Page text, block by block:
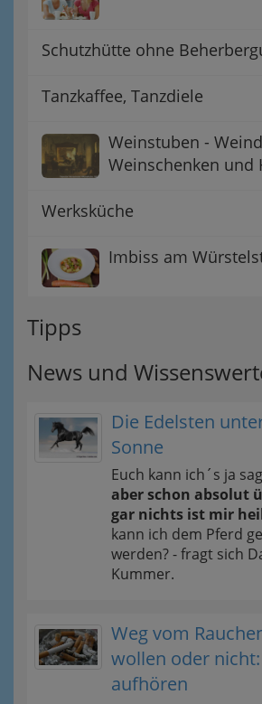
Schutzhütte ohne
Tanzkaffee, Tanzdiele
Weinstuben -
Weinschenken und
Werksküche
Imbiss am
Tipps
News und
Die Edelsten
Sonne
Euch kann ich´s ja
aber schon absolut
gar nichts ist mir
kann ich dem Pferd
werden? - fragt sich
Kummer.
Weg vom
wollen oder
aufhören